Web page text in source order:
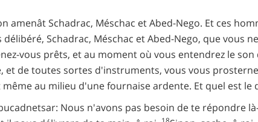
Schadrac, Méschac et Abed-Nego. Et ces
Schadrac, Méschac et Abed-Nego, que vous
vous prêts, et au moment où vous entendrez le
de toutes sortes d'instruments, vous vous
au milieu d'une fournaise ardente. Et quel est
Nous n'avons pas besoin de te répondre